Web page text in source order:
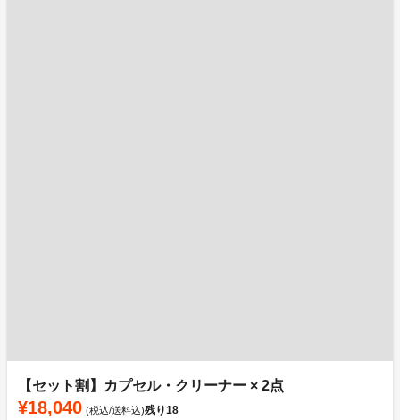
【セット割】カプセル・クリーナー × 2点
¥18,040 (税込/送料込)残り18